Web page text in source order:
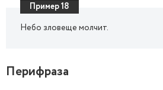
Пример 18
Небо зловеще молчит.
Перифраза